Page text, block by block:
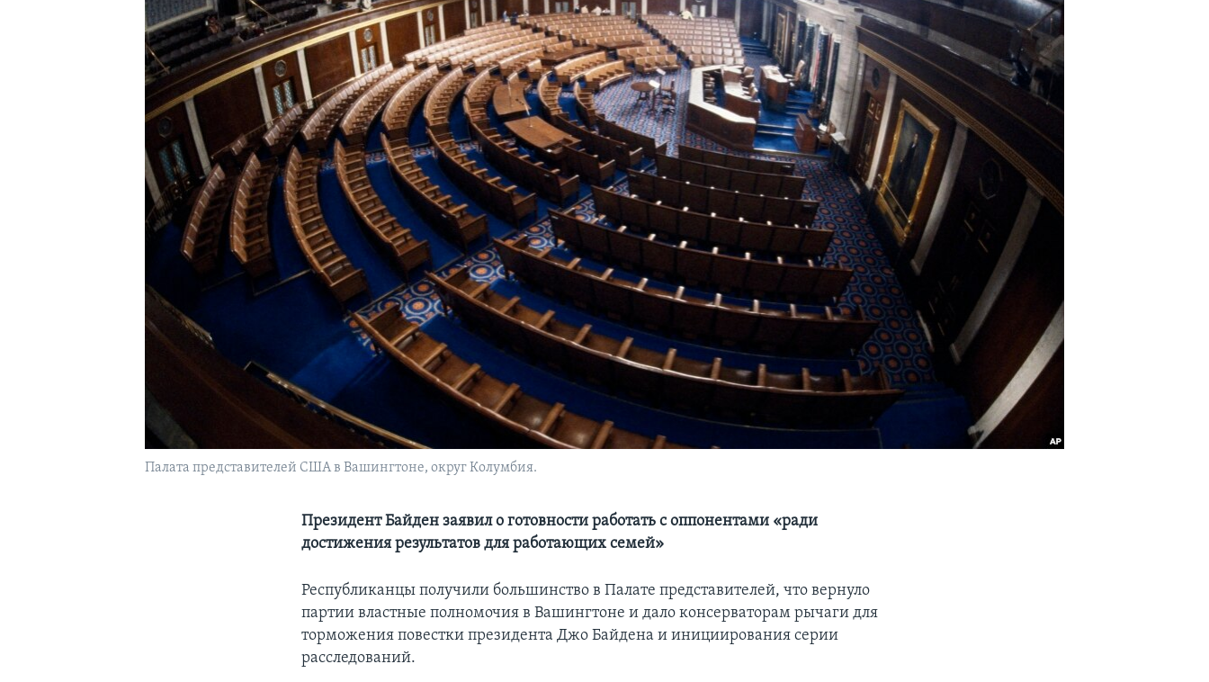
Палата представителей США в Вашингтоне, округ Колумбия.
Президент Байден заявил о готовности работать с оппонентами «ради
достижения результатов для работающих семей»
Республиканцы получили большинство в Палате представителей, что вернуло
партии властные полномочия в Вашингтоне и дало консерваторам рычаги для
торможения повестки президента Джо Байдена и инициирования серии
расследований.